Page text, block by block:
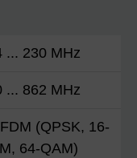
... 230 MHz
... 862 MHz
(QPSK, 16-
64-QAM)